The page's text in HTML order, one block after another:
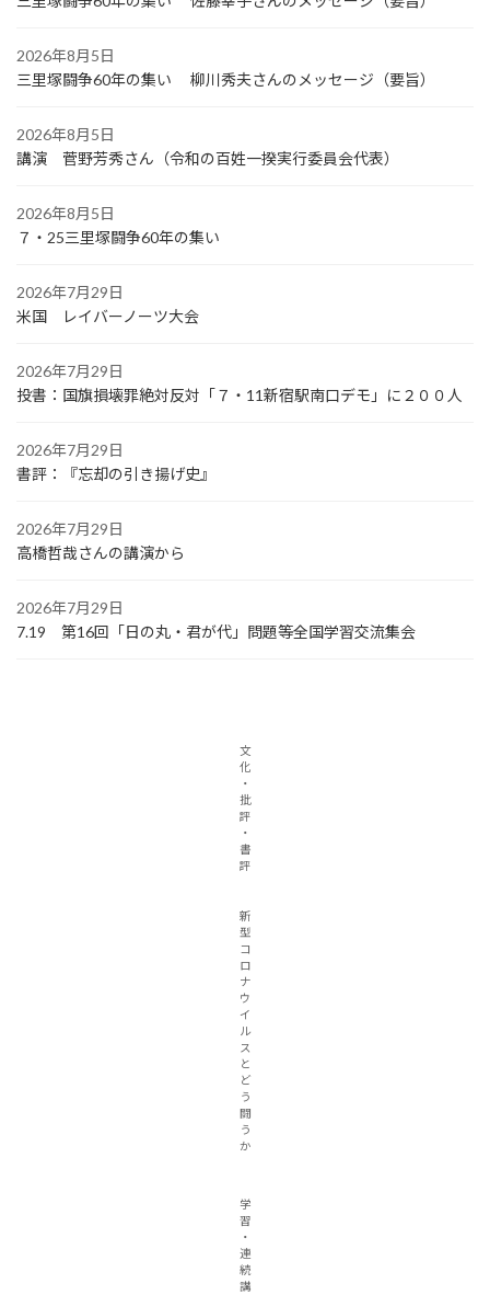
2026年8月5日
三里塚闘争60年の集い 柳川秀夫さんのメッセージ（要旨）
2026年8月5日
講演 菅野芳秀さん（令和の百姓一揆実行委員会代表）
2026年8月5日
７・25三里塚闘争60年の集い
2026年7月29日
米国 レイバーノーツ大会
2026年7月29日
投書：国旗損壊罪絶対反対「７・11新宿駅南口デモ」に２００人
2026年7月29日
書評：『忘却の引き揚げ史』
2026年7月29日
高橋哲哉さんの講演から
2026年7月29日
7.19 第16回「日の丸・君が代」問題等全国学習交流集会
文
化
・
批
評
・
書
評
新
型
コ
ロ
ナ
ウ
イ
ル
ス
と
ど
う
闘
う
か
学
習
・
連
続
講